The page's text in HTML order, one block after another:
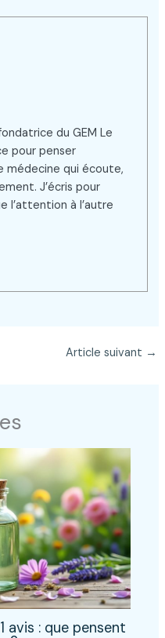
du GEM Le
pour penser
médecine qui écoute,
J’écris pour
l’attention à l’autre
Article suivant →
avis : que pensent